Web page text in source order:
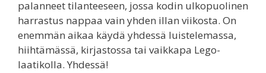
palanneet tilanteeseen, jossa kodin ulkopuolinen
harrastus nappaa vain yhden illan viikosta. On
enemmän aikaa käydä yhdessä luistelemassa,
hiihtämässä, kirjastossa tai vaikkapa Lego-
laatikolla. Yhdessä!